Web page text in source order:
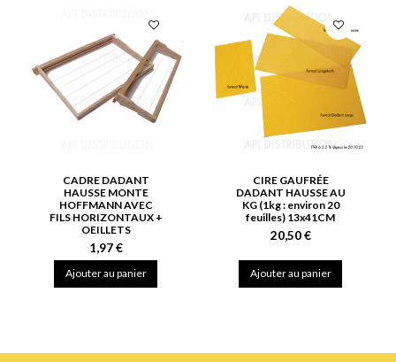
CADRE DADANT
HAUSSE MONTE
HOFFMANN AVEC
FILS HORIZONTAUX +
OEILLETS
1,97 €
Ajouter au panier
CIRE GAUFRÉE
DADANT HAUSSE AU
KG (1kg : environ 20
feuilles) 13x41CM
20,50 €
Ajouter au panier